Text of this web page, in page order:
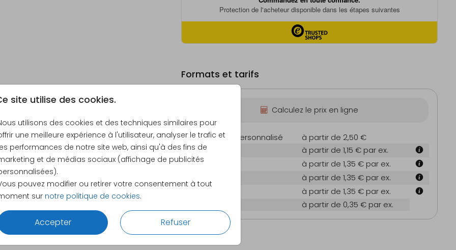
site utilise des cookies.
utilisons des cookies et des techniques similaires pour
une meilleure expérience à l'utilisateur, analyser le trafic et
performances de notre site web, ainsi qu'à des fins de
et de médias sociaux (affichage de publicités
pouvez modifier ou retirer votre consentement à tout
sur notre politique de cookies.
Accepter Refuser
Formats et tarifs
Calculez le prix en ligne
Échantillon personnalisé
à partir de 2,50 €
11 × 11 cm
à partir de 1,15 € par ex.
12 × 12 cm
à partir de 1,35 € par ex.
à partir de 1,35 € par ex.
à partir de 1,35 € par ex.
à partir de 0,35 € par ex.